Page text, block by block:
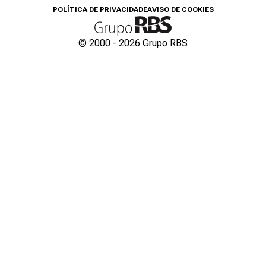
POLÍTICA DE PRIVACIDADEAVISO DE COOKIES
© 2000 - 2026 Grupo RBS